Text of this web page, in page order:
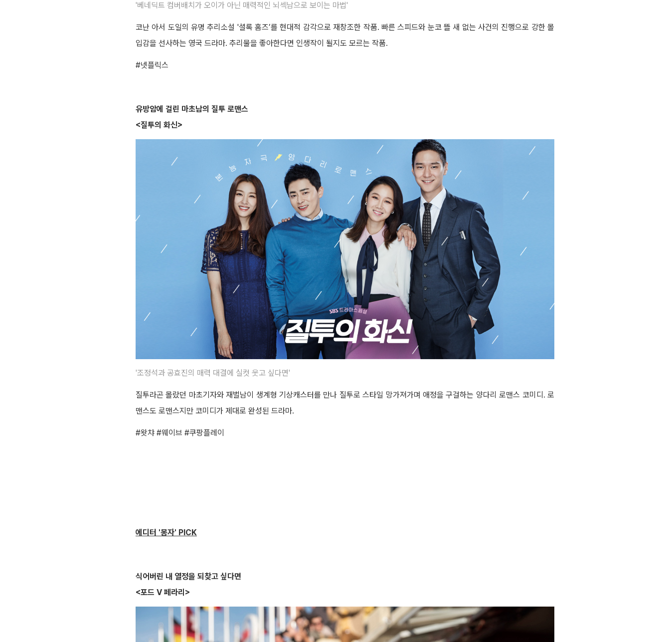
'베네딕트 컴버배치가 오이가 아닌 매력적인 뇌섹남으로 보이는 마법'
코난 아서 도일의 유명 추리소설 '셜록 홈즈’를 현대적 감각으로 재창조한 작품. 빠른 스피드와 눈코 뜰 새 없는 사건의 진행으로 강한 몰
입감을 선사하는 영국 드라마. 추리물을 좋아한다면 인생작이 될지도 모르는 작품.
#넷플릭스
유방암에 걸린 마초남의 질투 로맨스
<질투의 화신>
'조정석과 공효진의 매력 대결에 실컷 웃고 싶다면'
질투라곤 몰랐던 마초기자와 재벌남이 생계형 기상캐스터를 만나 질투로 스타일 망가져가며 애정을 구걸하는 양다리 로맨스 코미디. 로
맨스도 로맨스지만 코미디가 제대로 완성된 드라마.
#왓챠 #웨이브 #쿠팡플레이
에디터 '몽자' PICK
식어버린 내 열정을 되찾고 싶다면
<포드 V 페라리>